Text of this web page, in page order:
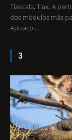
Tlaxcala, Tlax. A
dos módulos más
Apizaco...
3